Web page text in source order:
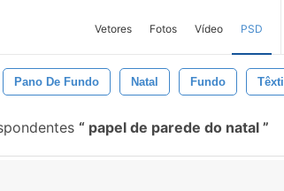
Vetores Fotos Vídeo PSD
Pano De Fundo Natal Fundo Têxtil
papel de parede do natal